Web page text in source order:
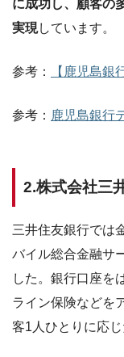
に成功し、顧客の
実現しています。
参考： 【鹿児島銀
参考： 鹿児島銀行
2.株式会社三
三井住友銀行では
バイル総合金融サ
した。銀行口座を
ライン保険などを
客1人ひとりに応